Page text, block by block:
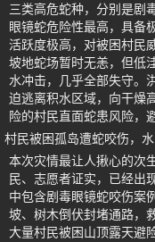
三类高危蛇种，分别是剧
眼镜蛇危险性最高，具备
活跃度极高，对被困村民
坡地蛇场暂时无恙，但低
水冲击，几乎全部失守。
迫逃离积水区域，向干燥
险的村民直面蛇患风险，
村民被困孤岛遭蛇咬伤，
本次灾情最让人揪心的次
民、志愿者证实，已经出
中包含剧毒眼镜蛇咬伤案
坡、树木倒伏封堵通路，
大量村民被困山顶露天避